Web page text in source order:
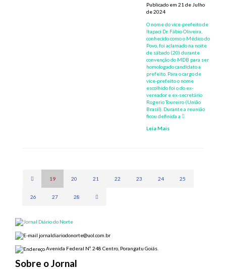
Publicado em 21 de Julho
de 2024
O nome do vice-prefeito de
Itapaci Dr. Fábio Oliveira,
conhecido como o Médico do
Povo, foi aclamado na noite
de sábado (20) durante
convenção do MDB para ser
homologado candidato a
prefeito. Para o cargo de
vice-prefeito o nome
escolhido foi o do ex-
vereador e ex-secretário
Rogerio Toureiro (União
Brasil). Durante a reunião
ficou definida a
Leia Mais
19(current)
20 21 22 23 24 25
26 27 28
jornaldiariodonorte@uol.com.br
Avenida Federal Nº. 248 Centro, Porangatu Goiás.
Sobre o Jornal